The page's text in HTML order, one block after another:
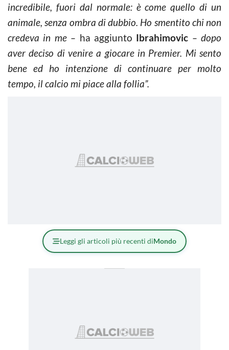
incredibile, fuori dal normale: è come quello di un
animale, senza ombra di dubbio. Ho smentito chi non
credeva in me – ha aggiunto Ibrahimovic – dopo
aver deciso di venire a giocare in Premier. Mi sento
bene ed ho intenzione di continuare per molto
tempo, il calcio mi piace alla follia”.
Leggi gli articoli più recenti diMondo